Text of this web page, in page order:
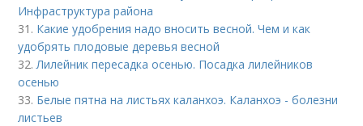
Инфраструктура района
31. Какие удобрения надо вносить весной. Чем и как
удобрять плодовые деревья весной
32.Лилейник пересадка осенью. Посадка лилейников
осенью
33. Белые пятна на листьях каланхоэ. Каланхоэ - болезни
листьев